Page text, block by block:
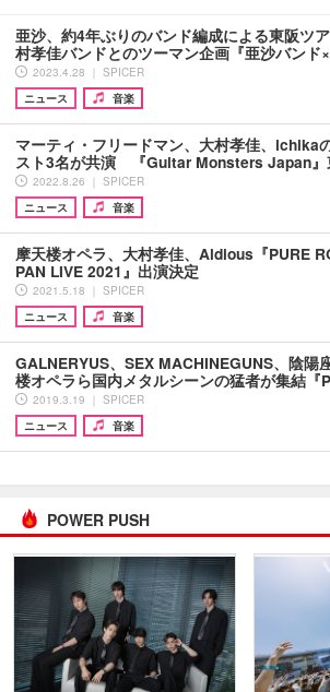
亜沙、約4年ぶりのバンド編成による東阪ツ
村孝佳バンドとのツーマン企画『亜沙バン
2023.4.28 ｜ SPICER
ニュース
音楽
マーティ・フリードマン、大村孝佳、ichika
スト3名が共演 『Guitar Monsters Japan
2022.8.26 ｜ SPICER
ニュース
音楽
摩天楼オペラ、大村孝佳、Aldious『PURE
PAN LIVE 2021』出演決定
2021.5.18 ｜ SPICER
ニュース
音楽
GALNERYUS、SEX MACHINEGUNS、陰陽
楼オペラら国内メタルシーンの猛者が集結
2019.3.19 ｜ SPICER
ニュース
音楽
POWER PUSH